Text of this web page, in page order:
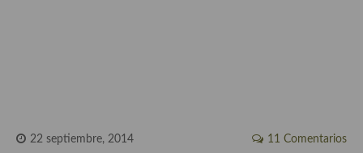
Viajes eno-gastro-turísticos
22 septiembre, 2014 11 Comentarios